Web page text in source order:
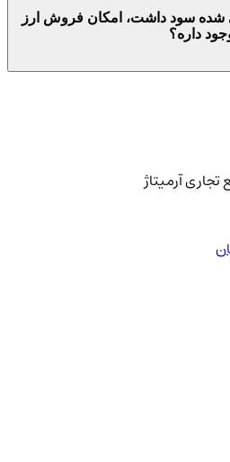
شده سود داشت، امکان فروش ارز
داره؟
آرمیتاژ